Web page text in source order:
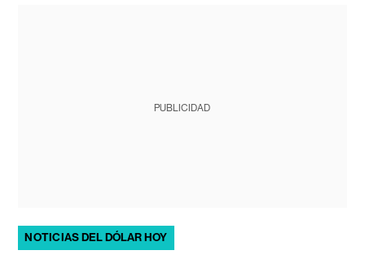
PUBLICIDAD
NOTICIAS DEL DÓLAR HOY